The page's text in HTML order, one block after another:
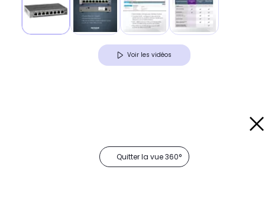
Voir les vidéos
Quitter la vue 360°